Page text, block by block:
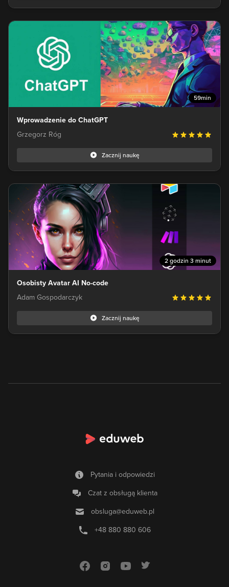
59min
Wprowadzenie do ChatGPT
Grzegorz Róg
Zacznij naukę
2 godzin 3 minut
Osobisty Avatar AI No-code
Adam Gospodarczyk
Zacznij naukę
Pytania i odpowiedzi
Czat z obsługą klienta
obsluga@eduweb.pl
+48 880 880 606